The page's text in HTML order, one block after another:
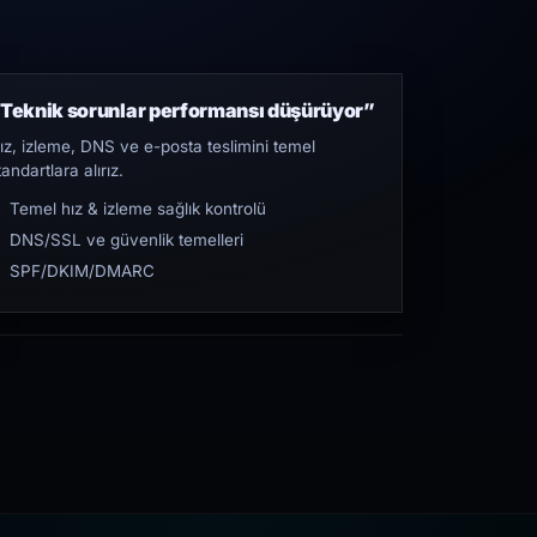
sorunlar performansı düşürüyor”
izleme, DNS ve e-posta teslimini temel
alırız.
Temel hız & izleme sağlık kontrolü
DNS/SSL ve güvenlik temelleri
SPF/DKIM/DMARC